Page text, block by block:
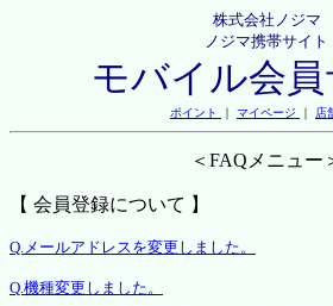
株式会社ノジマ
ノジマ携帯サイト
モバイル会員
ポイント ｜ マイページ ｜ 店
＜FAQメニュー
【 会員登録について 】
Q.メールアドレスを変更しました。
Q.機種変更しました。